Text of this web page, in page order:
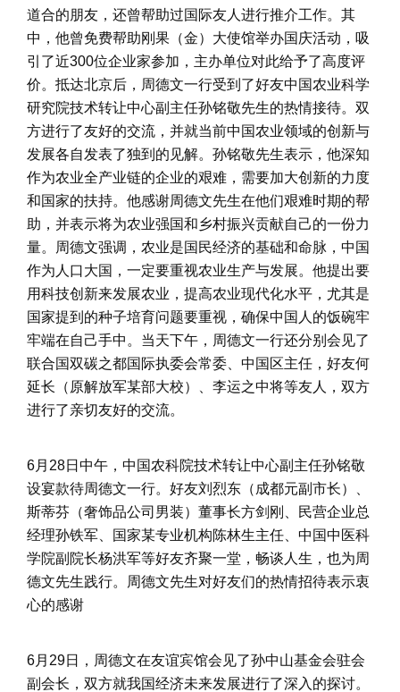
道合的朋友，还曾帮助过国际友人进行推介工作。其
中，他曾免费帮助刚果（金）大使馆举办国庆活动，吸
引了近300位企业家参加，主办单位对此给予了高度评
价。抵达北京后，周德文一行受到了好友中国农业科学
研究院技术转让中心副主任孙铭敬先生的热情接待。双
方进行了友好的交流，并就当前中国农业领域的创新与
发展各自发表了独到的见解。孙铭敬先生表示，他深知
作为农业全产业链的企业的艰难，需要加大创新的力度
和国家的扶持。他感谢周德文先生在他们艰难时期的帮
助，并表示将为农业强国和乡村振兴贡献自己的一份力
量。周德文强调，农业是国民经济的基础和命脉，中国
作为人口大国，一定要重视农业生产与发展。他提出要
用科技创新来发展农业，提高农业现代化水平，尤其是
国家提到的种子培育问题要重视，确保中国人的饭碗牢
牢端在自己手中。当天下午，周德文一行还分别会见了
联合国双碳之都国际执委会常委、中国区主任，好友何
延长（原解放军某部大校）、李运之中将等友人，双方
进行了亲切友好的交流。
6月28日中午，中国农科院技术转让中心副主任孙铭敬
设宴款待周德文一行。好友刘烈东（成都元副市长）、
斯蒂芬（奢饰品公司男装）董事长方剑刚、民营企业总
经理孙铁军、国家某专业机构陈林生主任、中国中医科
学院副院长杨洪军等好友齐聚一堂，畅谈人生，也为周
德文先生践行。周德文先生对好友们的热情招待表示衷
心的感谢
6月29日，周德文在友谊宾馆会见了孙中山基金会驻会
副会长，双方就我国经济未来发展进行了深入的探讨。